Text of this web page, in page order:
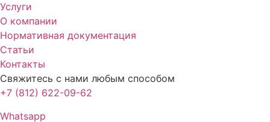
Услуги
О компании
Нормативная документация
Статьи
Контакты
Свяжитесь с нами любым способом
+7 (812) 622-09-62
Whatsapp